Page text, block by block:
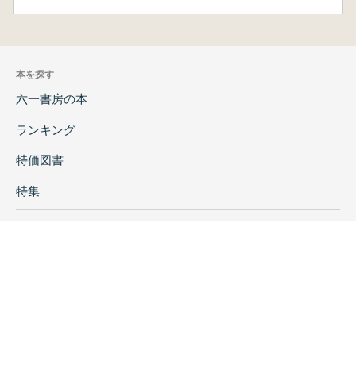
本を探す
六一書房の本
ランキング
特価図書
特集